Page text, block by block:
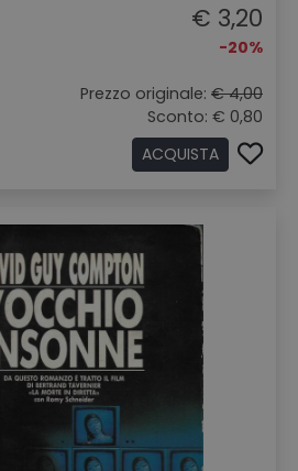
€ 3,20
-20%
Prezzo originale: € 4,00
Sconto: € 0,80
ACQUISTA